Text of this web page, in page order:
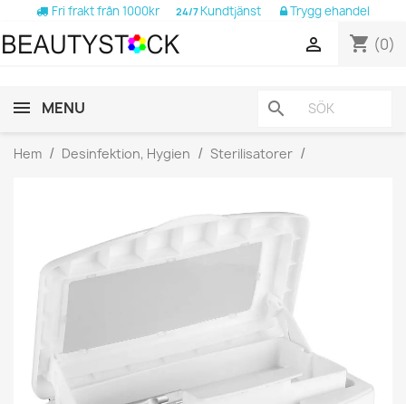
Fri frakt från 1000kr 24/7 Kundtjänst Trygg ehandel
shopping_cart (0)

MENU search
Hem Desinfektion, Hygien Sterilisatorer